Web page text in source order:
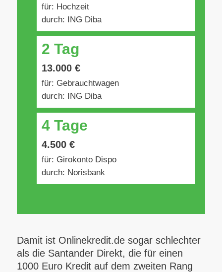
für: Hochzeit
durch: ING Diba
2 Tag
13.000 €
für: Gebrauchtwagen
durch: ING Diba
4 Tage
4.500 €
für: Girokonto Dispo
durch: Norisbank
Damit ist Onlinekredit.de sogar schlechter
als die Santander Direkt, die für einen
1000 Euro Kredit auf dem zweiten Rang